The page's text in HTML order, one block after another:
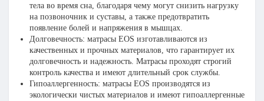
тела во время сна, благодаря чему могут снизить нагрузку
на позвоночник и суставы, а также предотвратить
появление болей и напряжения в мышцах.
Долговечность: матрасы EOS изготавливаются из
качественных и прочных материалов, что гарантирует их
долговечность и надежность. Матрасы проходят строгий
контроль качества и имеют длительный срок службы.
Гипоаллергенность: матрасы EOS производятся из
экологически чистых материалов и имеют гипоаллергенные